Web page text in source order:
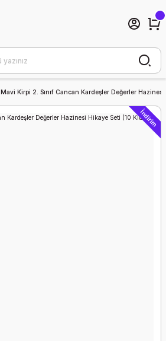
Mavi Kirpi 2. Sınıf Cancan Kardeşler Değerler
İndirim